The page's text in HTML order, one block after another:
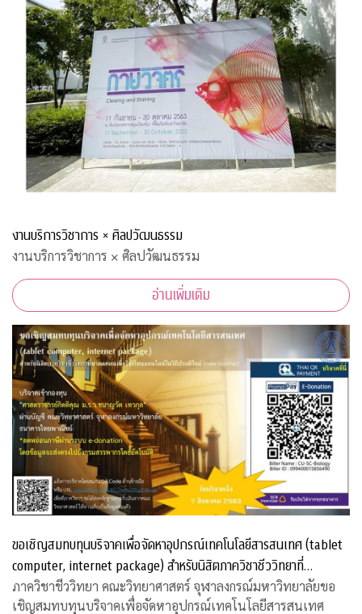
งานบริการวิชาการ × ศิลปวัฒนธรรม
งานบริการวิชาการ × ศิลปวัฒนธรรม
อ่านเพิ่มเติม
ขอเชิญสมทบทุนบริจาคเพื่อจัดหาอุปกรณ์เทคโนโลยีสารสนเทศ (tablet
computer, internet package) สำหรับนิสิตภาควิชาชีววิทยาที่
ขาดแคลน
ภาควิชาชีววิทยา คณะวิทยาศาสตร์ จุฬาลงกรณ์มหาวิทยาลัยขอ
เชิญสมทบทุนบริจาคเพื่อจัดหาอุปกรณ์เทคโนโลยีสารสนเทศ